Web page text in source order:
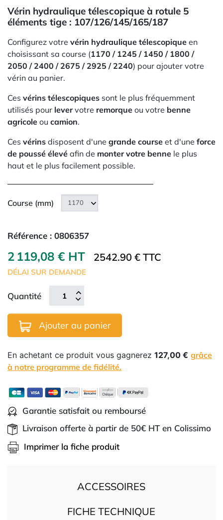
Vérin hydraulique télescopique à rotule 5
éléments tige : 107/126/145/165/187
Configurez votre vérin hydraulique télescopique en
choisissant sa course (1170 / 1245 / 1450 / 1800 /
2050 / 2400 / 2675 / 2925 / 2240) pour ajouter votre
vérin au panier.
Ces vérins télescopiques sont le plus fréquemment
utilisés pour levervotre remorque ou votre benne
agricole ou camion.
Ces vérins disposent d'une grande course et d'une force
de poussé élevé afin de monter votre benne le plus
haut et le plus facilement possible.
Course (mm)
Référence : 0806357
2 119,08 € HT 2542.90 € TTC
DÉLAI SUR DEMANDE
Quantité
Ajouter au panier
En achetant ce produit vous gagnerez 127,00 € grâce
à notre programme de fidélité.
Garantie satisfait ou remboursé
Livraison offerte à partir de 50€ HT en Colissimo
Imprimer la fiche produit
ACCESSOIRES
FICHE TECHNIQUE